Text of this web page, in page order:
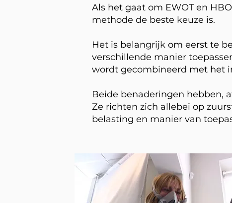
Als het gaat om EWOT en
methode de beste keuze is.
Het is belangrijk om eerst te
verschillende manier
wordt gecombineerd met het
Beide benaderingen hebben,
Ze richten zich allebei op
belasting en manier van